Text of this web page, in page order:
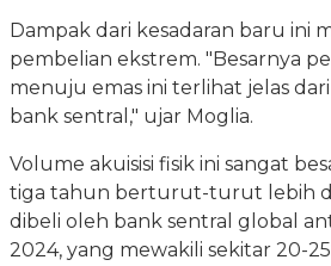
Dampak dari kesadaran baru ini
pembelian ekstrem. "Besarnya
menuju emas ini terlihat jelas
bank sentral," ujar Moglia.
Volume akuisisi fisik ini sangat
tiga tahun berturut-turut lebih
dibeli oleh bank sentral global
2024, yang mewakili sekitar 20-